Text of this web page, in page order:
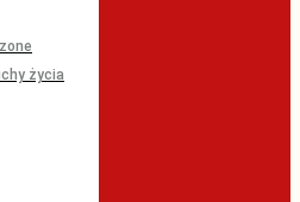
życia